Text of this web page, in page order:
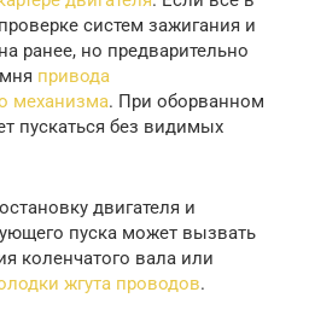
систем зажигания и
ранее, но предварительно
привода
механизма. При оборванном
пускаться без видимых
двигателя и
пуска может вызвать
коленчатого вала или
жгута проводов.